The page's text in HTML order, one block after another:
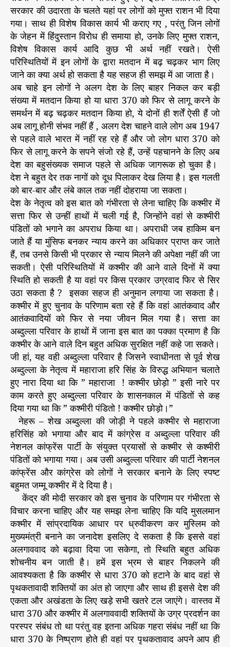
सरकार की उदारता के चलते यहां पर लोगों को मुफ्त राशन भी दिया
गया। साथ ही विशेष विकास कार्य भी कराए गए , परंतु जिन लोगों
के जेहन में हिंदुस्तान विरोध ही समाया हो, उनके लिए मुफ्त राशन,
विशेष विकास कार्य आदि कुछ भी अर्थ नहीं रखते। ऐसी
परिस्थितियों में इन लोगों के द्वारा मतदान में बढ़ चढ़कर भाग लिए
जाने का क्या अर्थ हो सकता है यह सहज ही समझ में आ जाता है।
अब चाहे इन लोगों ने अलग देश के लिए बाहर निकल कर बड़ी
संख्या में मतदान किया हो या धारा 370 को फिर से लागू करने के
समर्थन में बढ़ चढ़कर मतदान किया हो, ये दोनों ही शर्तें ऐसी हैं जो
अब लागू होनी संभव नहीं हैं , अलग देश चाहने वाले लोग अब 1947
से पहले वाले भारत में नहीं रह रहे हैं और जो लोग धारा 370 को
फिर से लागू करने के सपने संजो रहे हैं, उन्हें पहचानने के लिए अब
देश का बहुसंख्यक समाज पहले से अधिक जागरूक हो चुका है।
देश ने बहुत देर तक नागों को दूध पिलाकर देख लिया है। इस गलती
को बार-बार और लंबे काल तक नहीं दोहराया जा सकता।
देश के नेतृत्व को इस बात को गंभीरता से लेना चाहिए कि कश्मीर में
सत्ता फिर से उन्हीं हाथों में चली गई है, जिन्होंने वहां से कश्मीरी
पंडितों को भगाने का अपराध किया था। अपराधी जब हाकिम बन
जाते हैं या मुंसिफ बनकर न्याय करने का अधिकार प्राप्त कर जाते
हैं, तब उनसे किसी भी प्रकार से न्याय मिलने की अपेक्षा नहीं की जा
सकती। ऐसी परिस्थितियों में कश्मीर की आने वाले दिनों में क्या
स्थिति हो सकती है या वहां पर किस प्रकार उग्रवाद फिर से सिर
उठा सकता है ? इसका सहज ही अनुमान लगाया जा सकता है।
कश्मीर में हुए चुनाव के परिणाम बता रहे हैं कि वहां आतंकवाद और
आतंकवादियों को फिर से नया जीवन मिल गया है। सत्ता का
अब्दुल्ला परिवार के हाथों में जाना इस बात का पक्का प्रमाण है कि
कश्मीर के आने वाले दिन बहुत अधिक सुरक्षित नहीं कहे जा सकते।
जी हां, यह वही अब्दुल्ला परिवार है जिसने स्वाधीनता से पूर्व शेख
अब्दुल्ला के नेतृत्व में महाराजा हरि सिंह के विरुद्ध अभियान चलाते
हुए नारा दिया था कि ” महाराजा ! कश्मीर छोड़ो ” इसी नारे पर
काम करते हुए अब्दुल्ला परिवार के शासनकाल में पंडितों से कह
दिया गया था कि ” कश्मीरी पंडितो ! कश्मीर छोड़ो।”
नेहरू – शेख अब्दुल्ला की जोड़ी ने पहले कश्मीर से महाराजा
हरिसिंह को भगाया और बाद में कांग्रेस व अब्दुल्ला परिवार की
नेशनल कांफ्रेंस पार्टी के संयुक्त प्रयासों से कश्मीर से कश्मीरी
पंडितों को भगाया गया। अब उसी अब्दुल्ला परिवार की पार्टी नेशनल
कांफ्रेंस और कांग्रेस को लोगों ने सरकार बनाने के लिए स्पष्ट
बहुमत जम्मू कश्मीर में दे दिया है।
केंद्र की मोदी सरकार को इस चुनाव के परिणाम पर गंभीरता से
विचार करना चाहिए और यह समझ लेना चाहिए कि यदि मुसलमान
कश्मीर में सांप्रदायिक आधार पर ध्रुवीकरण कर मुस्लिम को
मुख्यमंत्री बनाने का जनादेश इसलिए दे सकता है कि इससे वहां
अलगाववाद को बढ़ावा दिया जा सकेगा, तो स्थिति बहुत अधिक
शोचनीय बन जाती है। हमें इस भ्रम से बाहर निकलने की
आवश्यकता है कि कश्मीर से धारा 370 को हटाने के बाद वहां से
पृथकतावादी शक्तियों का अंत हो जाएगा और साथ ही इससे देश की
एकता और अखंडता के लिए खड़े सभी खतरे टल जाएंगे। वास्तव में
धारा 370 और कश्मीर में अलगाववादी शक्तियों के उग्र प्रदर्शन का
परस्पर संबंध तो था परंतु वह इतना अधिक गहरा संबंध नहीं था कि
धारा 370 के निष्प्राण होते ही वहां पर पृथकतावाद अपने आप ही